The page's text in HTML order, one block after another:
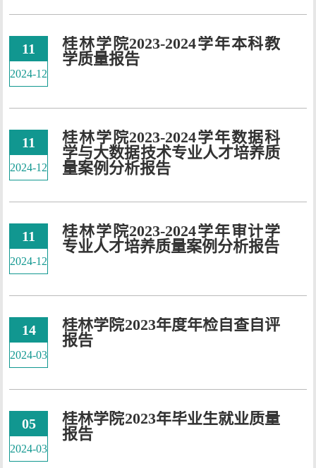
11
2024-12
桂林学院2023-2024学年本科教
学质量报告
11
2024-12
桂林学院2023-2024学年数据科
学与大数据技术专业人才培养质
量案例分析报告
11
2024-12
桂林学院2023-2024学年审计学
专业人才培养质量案例分析报告
14
2024-03
桂林学院2023年度年检自查自评
报告
05
2024-03
桂林学院2023年毕业生就业质量
报告